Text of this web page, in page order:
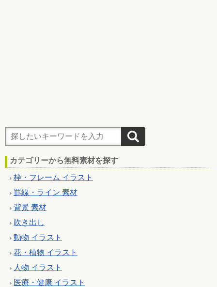
カテゴリーから無料素材を探す
枠・フレーム イラスト
罫線・ライン 素材
背景 素材
吹き出し
動物 イラスト
花・植物 イラスト
人物 イラスト
医療・健康 イラスト